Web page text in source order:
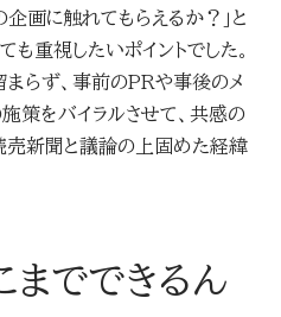
画に触れてもらえるか？」と
も重視したいポイントでした。
らず、事前のPRや事後のメ
策をバイラルさせて、共感の
売新聞と議論の上固めた経緯
までできるん